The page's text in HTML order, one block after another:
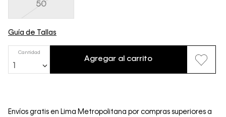
50
Guía de Tallas
Cantidad
1
Agregar al carrito
Envíos gratis en Lima Metropolitana por compras superiores a